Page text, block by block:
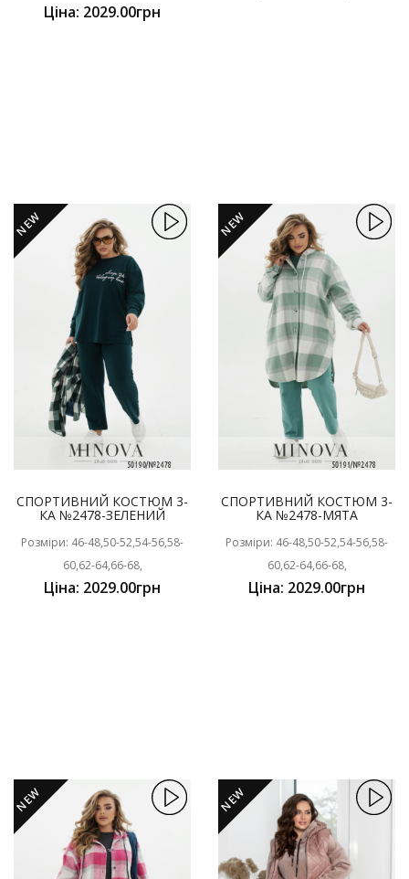
Ціна: 2029.00грн
NEW
СПОРТИВНИЙ КОСТЮМ 3-
КА №2478-ЗЕЛЕНИЙ
Розміри: 46-48,50-52,54-56,58-
60,62-64,66-68,
Ціна: 2029.00грн
NEW
СПОРТИВНИЙ КОСТЮМ 3-
КА №2478-МЯТА
Розміри: 46-48,50-52,54-56,58-
60,62-64,66-68,
Ціна: 2029.00грн
NEW NEW